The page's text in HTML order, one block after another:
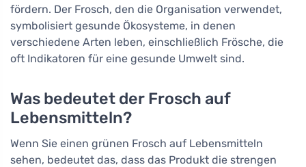
fördern. Der Frosch, den die Organisation verwendet,
symbolisiert gesunde Ökosysteme, in denen
verschiedene Arten leben, einschließlich Frösche, die
oft Indikatoren für eine gesunde Umwelt sind.
Was bedeutet der Frosch auf
Lebensmitteln?
Wenn Sie einen grünen Frosch auf Lebensmitteln
sehen, bedeutet das, dass das Produkt die strengen